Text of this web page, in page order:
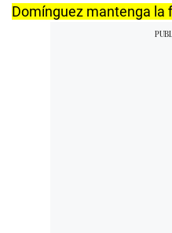
Domínguez mantenga la